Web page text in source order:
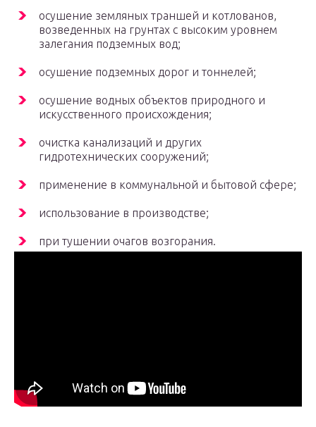
осушение земляных траншей и котлованов,
возведенных на грунтах с высоким уровнем
залегания подземных вод;
осушение подземных дорог и тоннелей;
осушение водных объектов природного и
искусственного происхождения;
очистка канализаций и других
гидротехнических сооружений;
применение в коммунальной и бытовой сфере;
использование в производстве;
при тушении очагов возгорания.